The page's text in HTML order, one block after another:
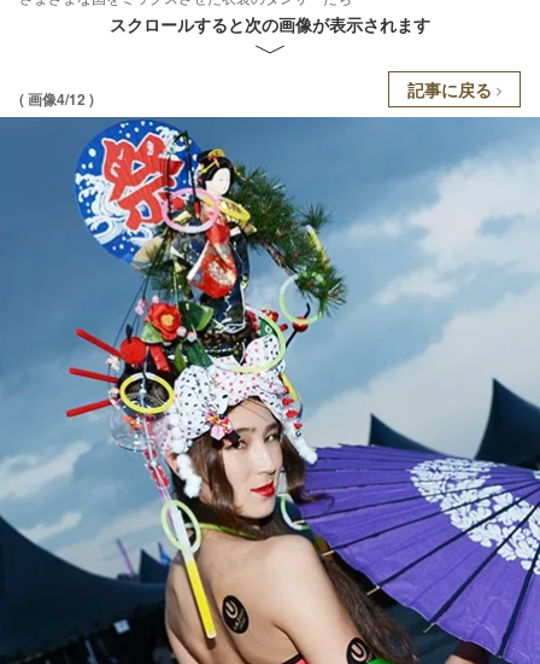
スクロールすると次の画像が表示されます
( 画像4/12 ) 記事に戻る